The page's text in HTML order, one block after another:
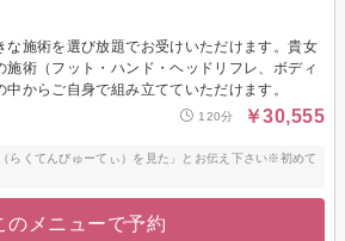
な施術を選び放題でお受けいただけます。貴女
施術（フット・ハンド・ヘッドリフレ、ボディ
中からご自身で組み立てていただけます。
120分 ￥30,555
らくてんびゅーてぃ）を見た」とお伝え下さい※初めて
のメニューで予約